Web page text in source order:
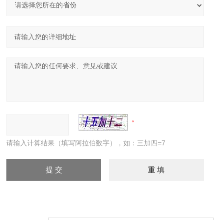
请输入计算结果（填写阿拉伯数字），如：三加四=7